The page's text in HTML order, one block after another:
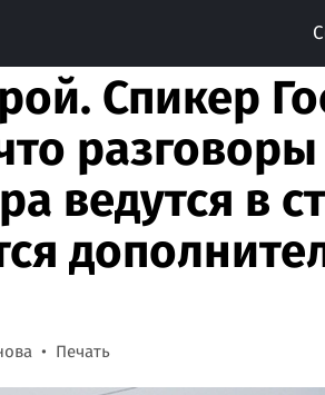
Спикер
ведутся в
Печать